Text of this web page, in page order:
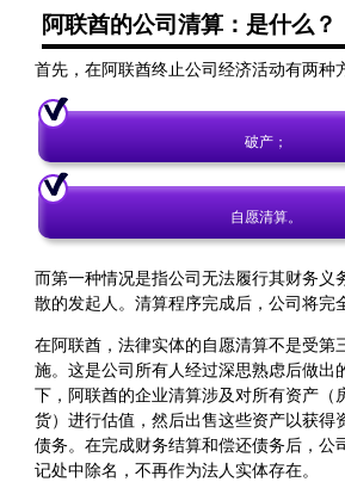
阿联酋的公司清算：是什么？
首先，在阿联酋终止公司经济活动有两种
破产；
自愿清算。
而第一种情况是指公司无法履行其财务义
散的发起人。清算程序完成后，公司将完
在阿联酋，法律实体的自愿清算不是受第
施。这是公司所有人经过深思熟虑后做出
下，阿联酋的企业清算涉及对所有资产（
货）进行估值，然后出售这些资产以获得
债务。在完成财务结算和偿还债务后，公
记处中除名，不再作为法人实体存在。